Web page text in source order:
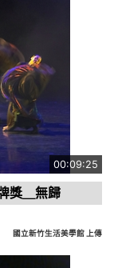
00:09:25
獎＿無歸
國立新竹生活美學館 上傳